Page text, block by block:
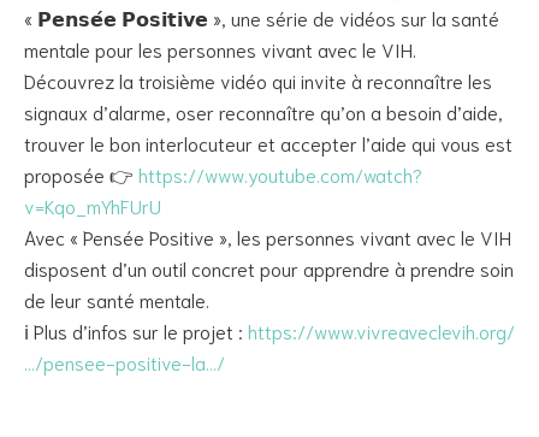
« 𝗣𝗲𝗻𝘀𝗲́𝗲 𝗣𝗼𝘀𝗶𝘁𝗶𝘃𝗲 », une série de vidéos sur la santé
mentale pour les personnes vivant avec le VIH.
Découvrez la troisième vidéo qui invite à reconnaître les
signaux d’alarme, oser reconnaître qu’on a besoin d’aide,
trouver le bon interlocuteur et accepter l’aide qui vous est
proposée 👉 https://www.youtube.com/watch?
v=Kqo_mYhFUrU
Avec « Pensée Positive », les personnes vivant avec le VIH
disposent d’un outil concret pour apprendre à prendre soin
de leur santé mentale.
ℹ️ Plus d’infos sur le projet : https://www.vivreaveclevih.org/
…/pensee-positive-la…/